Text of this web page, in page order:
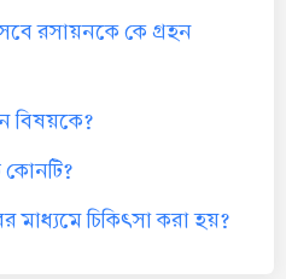
রসায়নকে কে গ্রহন
বিষয়কে?
কোনটি?
মাধ্যমে চিকিৎসা করা হয়?